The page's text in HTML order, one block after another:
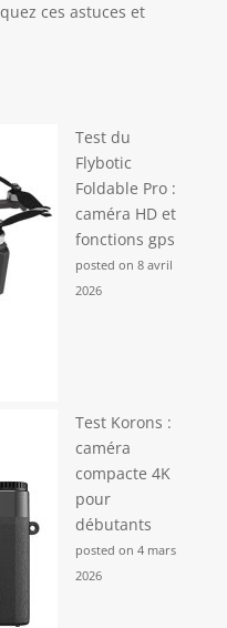
ces astuces et
Test du
Flybotic
Foldable Pro :
caméra HD et
fonctions gps
posted on 8 avril
2026
Test Korons :
caméra
compacte 4K
pour
débutants
posted on 4 mars
2026